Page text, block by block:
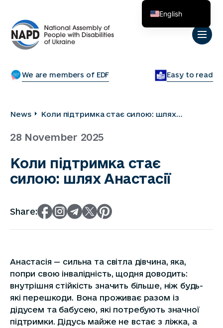
We are members of EDF Easy to read
News
Коли підтримка стає силою: шлях
28 November 2025
Коли підтримка стає
силою: шлях Анастасії
Share:
Анастасія — сильна та світла дівчина, яка,
попри свою інвалідність, щодня доводить:
внутрішня стійкість значить більше, ніж будь-
які перешкоди. Вона проживає разом із
дідусем та бабусею, які потребують значної
підтримки. Дідусь майже не встає з ліжка, а
English
Українська